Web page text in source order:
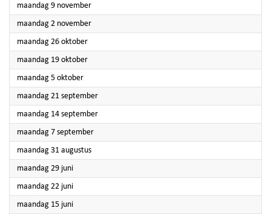
maandag 9 november2026
maandag 2 november2026
maandag 26 oktober2026
maandag 19 oktober2026
maandag 5 oktober2026
maandag 21 september2026
maandag 14 september2026
maandag 7 september2026
maandag 31 augustus2026
maandag 29 juni2026
maandag 22 juni2026
maandag 15 juni2026